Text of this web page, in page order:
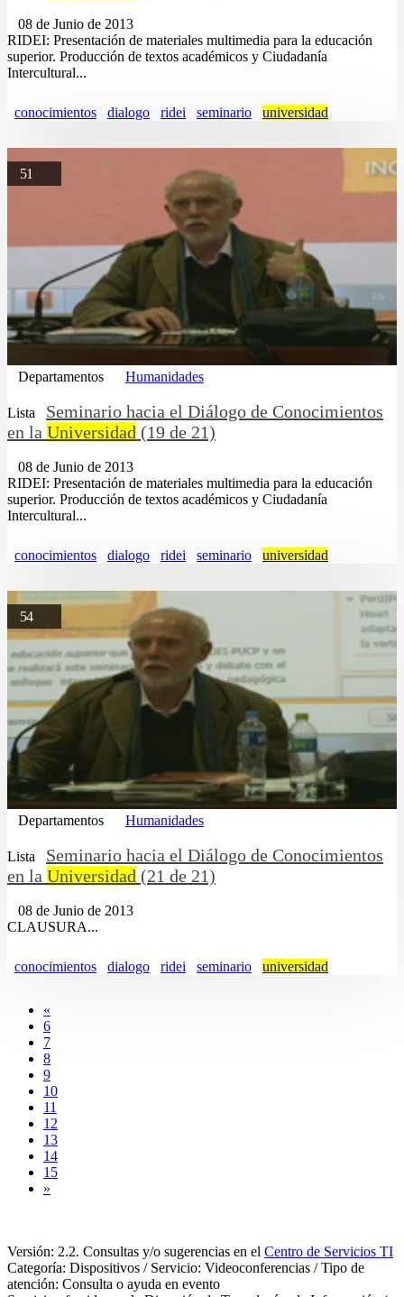
08 de Junio de 2013
RIDEI: Presentación de materiales multimedia para la educación
superior. Producción de textos académicos y Ciudadanía
Intercultural...
conocimientos dialogo ridei seminario universidad
51
Departamentos Humanidades
Lista
Seminario hacia el Diálogo de Conocimientos
en la Universidad (19 de 21)
08 de Junio de 2013
RIDEI: Presentación de materiales multimedia para la educación
superior. Producción de textos académicos y Ciudadanía
Intercultural...
conocimientos dialogo ridei seminario universidad
54
Departamentos Humanidades
Lista
Seminario hacia el Diálogo de Conocimientos
en la Universidad (21 de 21)
08 de Junio de 2013
CLAUSURA...
conocimientos dialogo ridei seminario universidad
«
6
7
8
9
10
11
12
13
14
15
»
Versión: 2.2. Consultas y/o sugerencias en el Centro de Servicios TI
Categoría: Dispositivos / Servicio: Videoconferencias / Tipo de
atención: Consulta o ayuda en evento